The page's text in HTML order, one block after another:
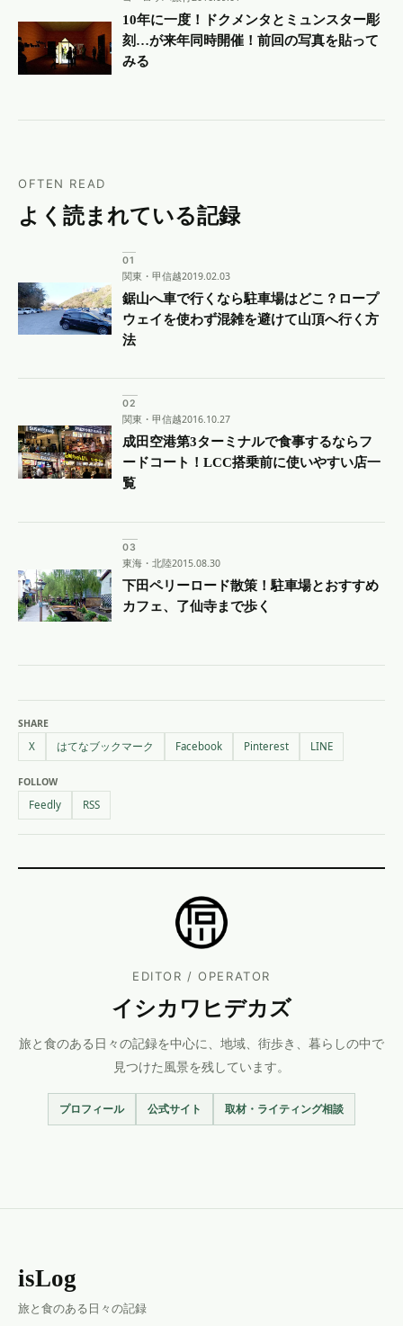
10年に一度！ドクメンタとミュンスター彫
刻…が来年同時開催！前回の写真を貼って
みる
OFTEN READ
よく読まれている記録
関東・甲信越2019.02.03
鋸山へ車で行くなら駐車場はどこ？ロープ
ウェイを使わず混雑を避けて山頂へ行く方
法
関東・甲信越2016.10.27
成田空港第3ターミナルで食事するならフ
ードコート！LCC搭乗前に使いやすい店一
覧
東海・北陸2015.08.30
下田ペリーロード散策！駐車場とおすすめ
カフェ、了仙寺まで歩く
SHARE
X はてなブックマーク Facebook Pinterest LINE
FOLLOW
Feedly RSS
EDITOR / OPERATOR
イシカワヒデカズ
旅と食のある日々の記録を中心に、地域、街歩き、暮らしの中で
見つけた風景を残しています。
プロフィール 公式サイト 取材・ライティング相談
isLog
旅と食のある日々の記録